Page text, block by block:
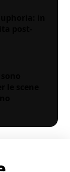
in
post-
scene